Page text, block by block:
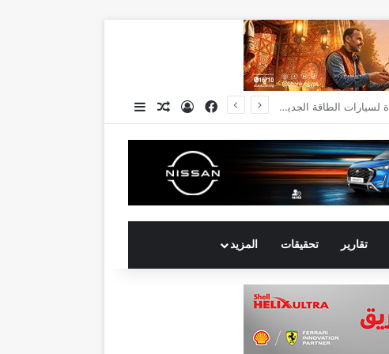
انكوش ارورا ضمن قائمة أقوى 100 رئيس تنفيذي في الشرق الأوسط لعام 2026 في قائمة فوربس الشرق الأوسط” فيسبوكتسجيل الدخول
مقال عشوائي
إضافة عمود جانبي
تقارير تحقيقات المزيد